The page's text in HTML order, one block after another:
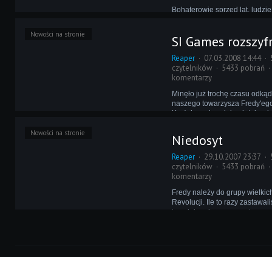
Bohaterowie sprzed lat,
zapomniani przez wielu i
przez tych, którzy pamiętają
Dziś zostaną przedstawieni
pokoleniu.
Nowości na stronie SI Games
Reaper 07.03.2008 14:44
czytelników
5433 pobrań
komentarzy
Minęło już trochę czasu
naszego towarzysza
Krążyło o nim wiele plotek,
w Londynie...
Nowości na stronie Niedosyt
Reaper 29.10.2007 23:37
czytelników
5433 pobrań
komentarzy
Fredy należy do grupy
Revolucji. Ile to razy
trzeciej nad ranem